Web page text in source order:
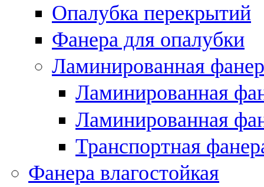
Опалубка перекрытий
Фанера для опалубки
Ламинированная
Ламинированная
Ламинированная
Транспортная
Фанера влагостойкая